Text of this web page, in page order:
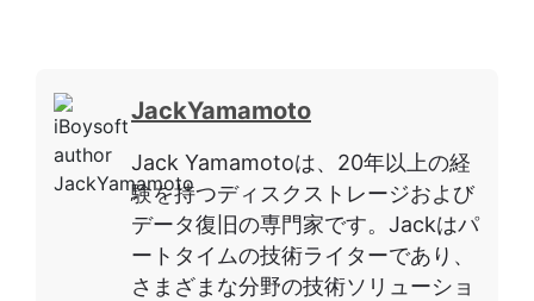
JackYamamoto
Jack Yamamotoは、20年以上の経
験を持つディスクストレージおよび
データ復旧の専門家です。Jackはパ
ートタイムの技術ライターであり、
さまざまな分野の技術ソリューショ